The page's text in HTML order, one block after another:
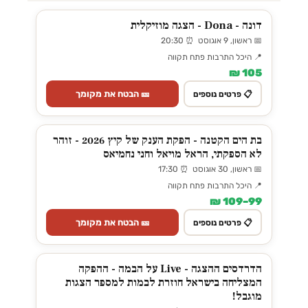
דונה - Dona - הצגה מוזיקלית
📅 ראשון, 9 אוגוסט ⏰ 20:30
📍 היכל התרבות פתח תקווה
105 ₪
📋 פרטים נוספים 🎫 הבטח את מקומך
בת הים הקטנה - הפקת הענק של קיץ 2026 - זוהר
לא הספקתי, הראל מויאל וחני נחמיאס
📅 ראשון, 30 אוגוסט ⏰ 17:30
📍 היכל התרבות פתח תקווה
99–109 ₪
📋 פרטים נוספים 🎫 הבטח את מקומך
הדרדסים ההצגה - Live על הבמה - ההפקה
המצליחה בישראל חוזרת לבמות למספר הצגות
מוגבל!